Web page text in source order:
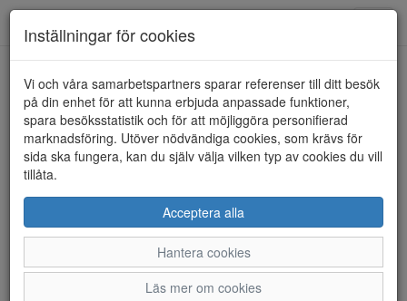
HEM TAMARIS
Inställningar för cookies
Vi och våra samarbetspartners sparar referenser till ditt besök
på din enhet för att kunna erbjuda anpassade funktioner,
spara besöksstatistik och för att möjliggöra personifierad
marknadsföring. Utöver nödvändiga cookies, som krävs för
sida ska fungera, kan du själv välja vilken typ av cookies du vill
tillåta.
Acceptera alla
Hantera cookies
Läs mer om cookies